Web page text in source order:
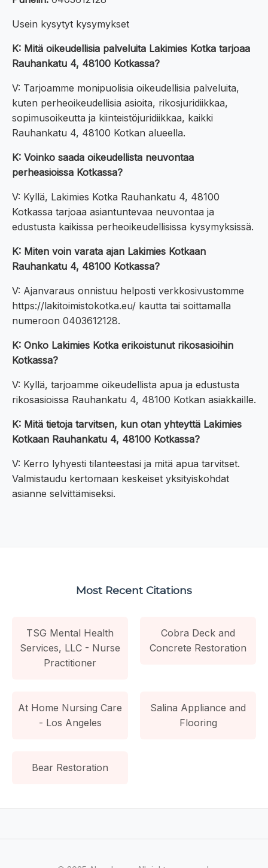
Usein kysytyt kysymykset
K: Mitä oikeudellisia palveluita Lakimies Kotka tarjoaa
Rauhankatu 4, 48100 Kotkassa?
V: Tarjoamme monipuolisia oikeudellisia palveluita,
kuten perheoikeudellisia asioita, rikosjuridiikkaa,
sopimusoikeutta ja kiinteistöjuridiikkaa, kaikki
Rauhankatu 4, 48100 Kotkan alueella.
K: Voinko saada oikeudellista neuvontaa
perheasioissa Kotkassa?
V: Kyllä, Lakimies Kotka Rauhankatu 4, 48100
Kotkassa tarjoaa asiantuntevaa neuvontaa ja
edustusta kaikissa perheoikeudellisissa kysymyksissä.
K: Miten voin varata ajan Lakimies Kotkaan
Rauhankatu 4, 48100 Kotkassa?
V: Ajanvaraus onnistuu helposti verkkosivustomme
https://lakitoimistokotka.eu/ kautta tai soittamalla
numeroon 0403612128.
K: Onko Lakimies Kotka erikoistunut rikosasioihin
Kotkassa?
V: Kyllä, tarjoamme oikeudellista apua ja edustusta
rikosasioissa Rauhankatu 4, 48100 Kotkan asiakkaille.
K: Mitä tietoja tarvitsen, kun otan yhteyttä Lakimies
Kotkaan Rauhankatu 4, 48100 Kotkassa?
V: Kerro lyhyesti tilanteestasi ja mitä apua tarvitset.
Valmistaudu kertomaan keskeiset yksityiskohdat
asianne selvittämiseksi.
Most Recent Citations
TSG Mental Health
Services, LLC - Nurse
Practitioner
Cobra Deck and
Concrete Restoration
At Home Nursing Care
- Los Angeles
Salina Appliance and
Flooring
Bear Restoration